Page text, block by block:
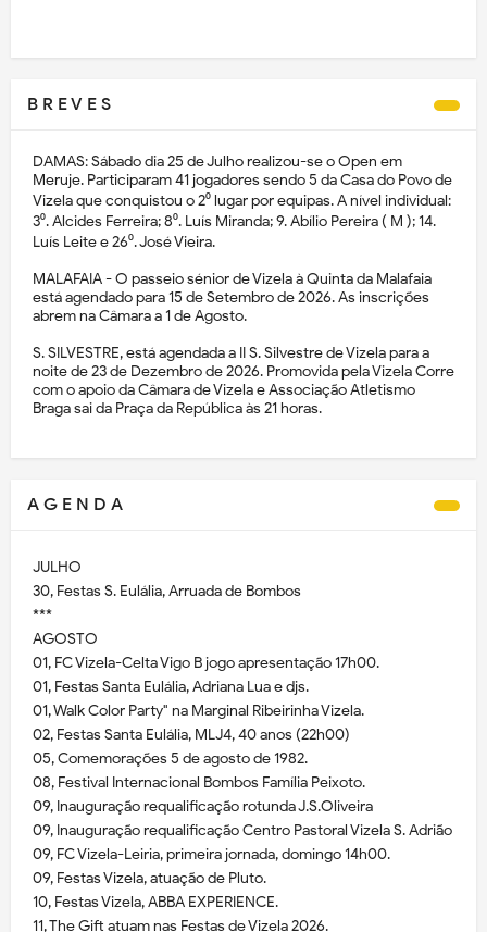
B R E V E S
DAMAS: Sábado dia 25 de Julho realizou-se o Open em
Meruje. Participaram 41 jogadores sendo 5 da Casa do Povo de
Vizela que conquistou o 2⁰ lugar por equipas. A nível individual:
3⁰. Alcides Ferreira; 8⁰. Luís Miranda; 9. Abílio Pereira ( M ); 14.
Luís Leite e 26⁰. José Vieira.
MALAFAIA - O passeio sénior de Vizela à Quinta da Malafaia
está agendado para 15 de Setembro de 2026. As inscrições
abrem na Câmara a 1 de Agosto.
S. SILVESTRE, está agendada a II S. Silvestre de Vizela para a
noite de 23 de Dezembro de 2026. Promovida pela Vizela Corre
com o apoio da Câmara de Vizela e Associação Atletismo
Braga sai da Praça da República às 21 horas.
A G E N D A
JULHO
30, Festas S. Eulália, Arruada de Bombos
***
AGOSTO
01, FC Vizela-Celta Vigo B jogo apresentação 17h00.
01, Festas Santa Eulália, Adriana Lua e djs.
01, Walk Color Party" na Marginal Ribeirinha Vizela.
02, Festas Santa Eulália, MLJ4, 40 anos (22h00)
05, Comemorações 5 de agosto de 1982.
08, Festival Internacional Bombos Família Peixoto.
09, Inauguração requalificação rotunda J.S.Oliveira
09, Inauguração requalificação Centro Pastoral Vizela S. Adrião
09, FC Vizela-Leiria, primeira jornada, domingo 14h00.
09, Festas Vizela, atuação de Pluto.
10, Festas Vizela, ABBA EXPERIENCE.
11, The Gift atuam nas Festas de Vizela 2026.